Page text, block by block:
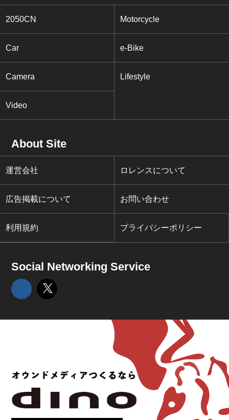
2050CN Motorcycle
Car e-Bike
Camera Lifestyle
Video
About Site
運営会社 ロレンスについて
広告掲載について お問い合わせ
利用規約 プライバシーポリシー
Social Networking Service